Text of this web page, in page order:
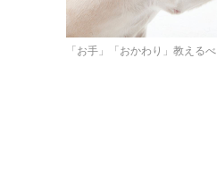
「お手」「おかわり」教えるべ